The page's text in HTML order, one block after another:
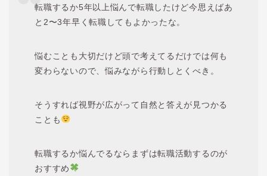
転職するか5年以上悩んで転職したけど今思えばあ
と2〜3年早く転職してもよかったな。
悩むことも大切だけど頭で考えてるだけでは何も
変わらないので、悩みながら行動しとくべき。
そうすれば視野が広がって自然と答えが見つかる
ことも
転職するか悩んでるならまずは転職活動するのが
おすすめ